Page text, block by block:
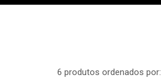
6 produtos ordenados por: